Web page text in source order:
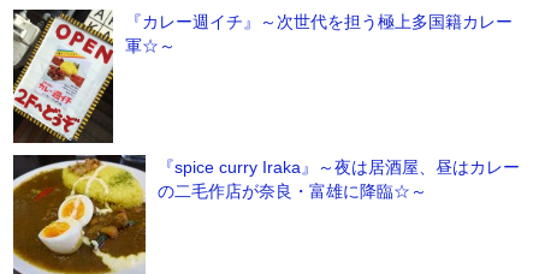
『カレー週イチ』～次世代を担う極上多国籍カレー
軍☆～
『spice curry Iraka』～夜は居酒屋、昼はカレー
の二毛作店が奈良・富雄に降臨☆～